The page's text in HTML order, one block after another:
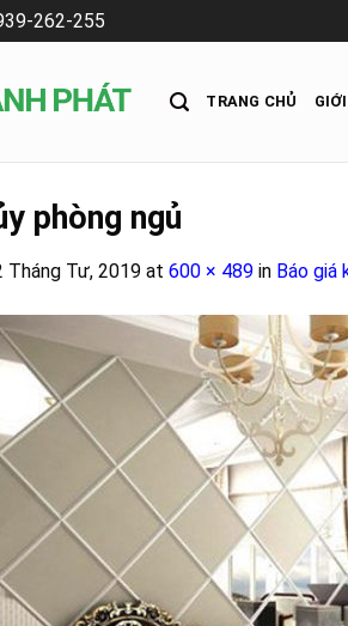
262-255
TRANG CHỦ
phòng ngủ
Tháng Tư, 2019 at 600 × 489 in Báo giá